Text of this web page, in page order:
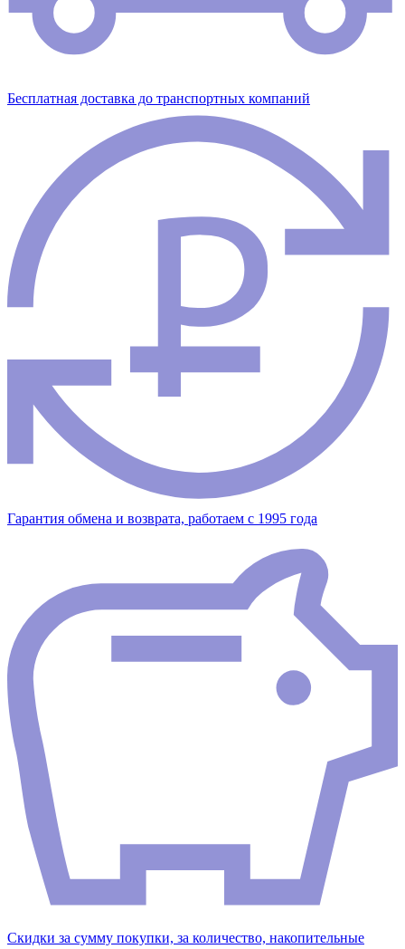
Бесплатная доставка до транспортных компаний
Гарантия обмена и возврата, работаем с 1995 года
Скидки за сумму покупки, за количество, накопительные